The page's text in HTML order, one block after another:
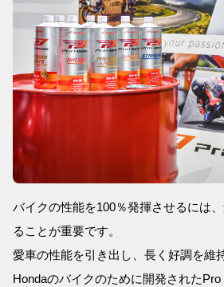
バイクの性能を100％発揮させるには
ることが重要です。
愛車の性能を引き出し、長く好調を維
Hondaのバイクのために開発された